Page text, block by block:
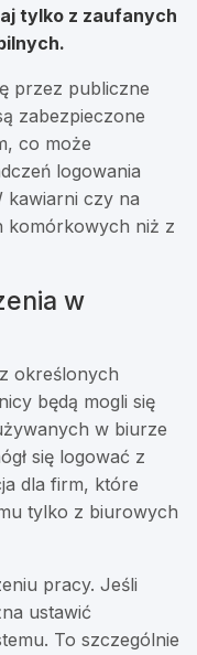
tylko z zaufanych
przez publiczne
zabezpieczone
co może
logowania
kawiarni czy na
komórkowych niż z
w
określonych
będą mogli się
w biurze
się logować z
dla firm, które
tylko z biurowych
pracy. Jeśli
ustawić
To szczególnie